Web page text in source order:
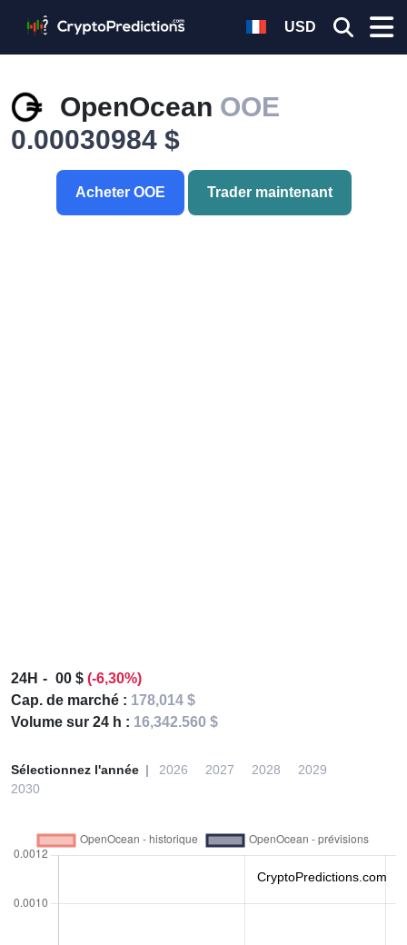
USD
OpenOcean OOE
0.00030984 $
Acheter OOE Trader maintenant
24H 00 $ (-6,30%)
Cap. de marché : 178,014 $
Volume sur 24 h : 16,342.560 $
Sélectionnez l'année 2026 2027 2028
2029
2030
CryptoPredictions.com